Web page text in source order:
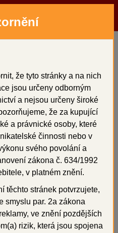
Přihlásit
V Dentin 20
+
že tyto stránky a na nich
jsou určeny odborným
a nejsou určeny široké
že za kupující
a právnické osoby, které
činnosti nebo v
svého povolání a
zákona č. 634/1992
v platném znění.
těchto stránek potvrzujete,
smyslu par. 2a zákona
ve znění pozdějších
rizik, která jsou spojena